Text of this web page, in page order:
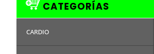
CATEGORÍAS
CARDIO